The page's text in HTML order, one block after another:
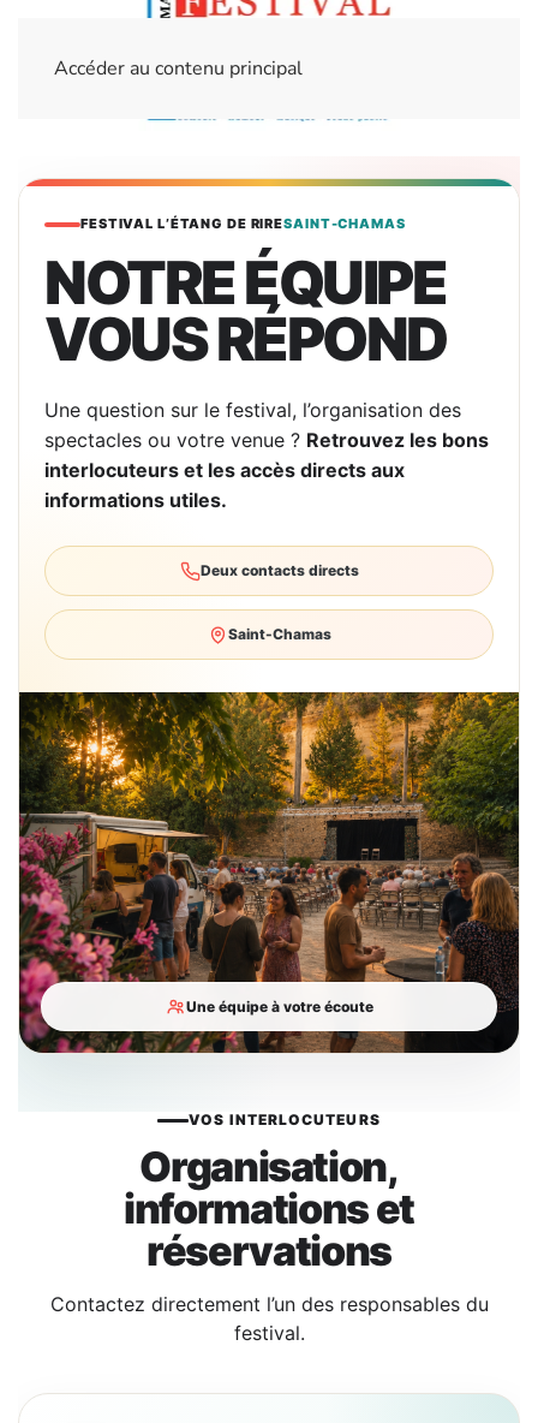
Accéder au contenu principal
FESTIVAL L’ÉTANG DE RIRESAINT-CHAMAS
NOTRE ÉQUIPE
VOUS RÉPOND
Une question sur le festival, l’organisation des
spectacles ou votre venue ? Retrouvez les bons
interlocuteurs et les accès directs aux
informations utiles.
Deux contacts directs
Saint-Chamas
Une équipe à votre écoute
VOS INTERLOCUTEURS
Organisation,
informations et
réservations
Contactez directement l’un des responsables du
festival.